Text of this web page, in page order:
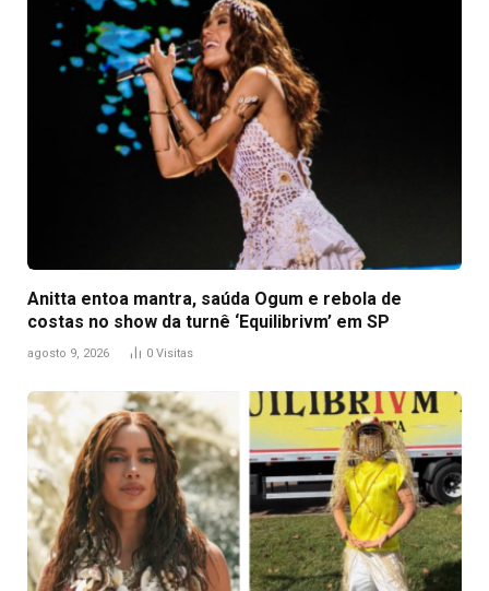
Anitta entoa mantra, saúda Ogum e rebola de
costas no show da turnê ‘Equilibrivm’ em SP
agosto 9, 2026 0 Visitas